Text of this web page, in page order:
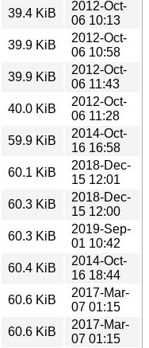
39.4 KiB
2012-Oct-
06 10:13
39.9 KiB
2012-Oct-
06 10:58
39.9 KiB
2012-Oct-
06 11:43
40.0 KiB
2012-Oct-
06 11:28
59.9 KiB
2014-Oct-
16 16:58
60.1 KiB
2018-Dec-
15 12:01
60.3 KiB
2018-Dec-
15 12:00
60.3 KiB
2019-Sep-
01 10:42
60.4 KiB
2014-Oct-
16 18:44
60.6 KiB
2017-Mar-
07 01:15
60.6 KiB
2017-Mar-
07 01:15